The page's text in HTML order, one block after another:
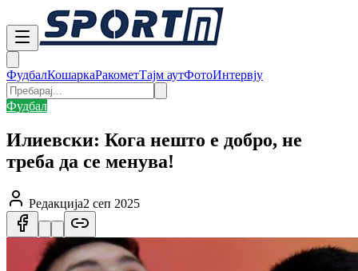
ФудбалКошаркаРакометТајм аутФотоИнтервју
Фудбал
Илиевски: Кога нешто е добро, не
треба да се менува!
Редакција2 сеп 2025